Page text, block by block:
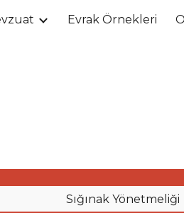
to navigationEvrak Örnekleri
Sığınak Yönetmeliği